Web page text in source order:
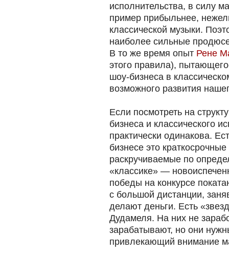
исполнительства, в силу
пример прибыльнее,
классической музыки.
наиболее сильные
В то же время опыт Рене
этого правила),
шоу-бизнеса в
возможного развития
Если посмотреть на
бизнеса и классического
практически одинакова.
бизнесе это
раскручиваемые по
«классике» —
победы на конкурсе
с большой дистанции,
делают деньги. Есть
Дудамеля. На них не
зарабатывают, но они
привлекающий внимание